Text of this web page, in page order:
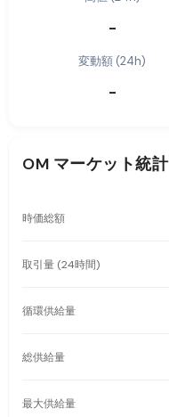
-
変動額 (24h)
-
OM マーケット統計
時価総額
取引量 (24時間)
循環供給量
総供給量
最大供給量